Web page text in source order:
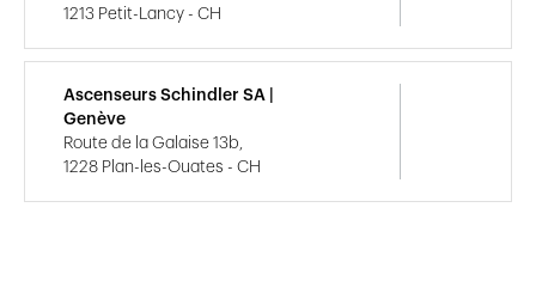
1213 Petit-Lancy - CH
Ascenseurs Schindler SA |
Genève
Route de la Galaise 13b,
1228 Plan-les-Ouates - CH